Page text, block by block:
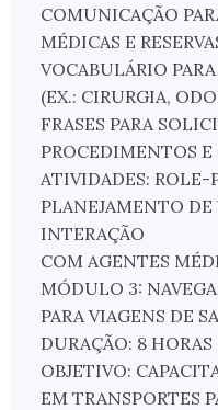
COMUNICAÇÃO
MÉDICAS E
VOCABULÁRIO
(EX.: CIRURGIA,
FRASES PARA
PROCEDIMENTOS
ATIVIDADES: ROLE-
PLANEJAMENTO DE
INTERAÇÃO
COM AGENTES
MÓDULO 3:
PARA VIAGENS DE
DURAÇÃO: 8 HORAS
OBJETIVO:
EM TRANSPORTES